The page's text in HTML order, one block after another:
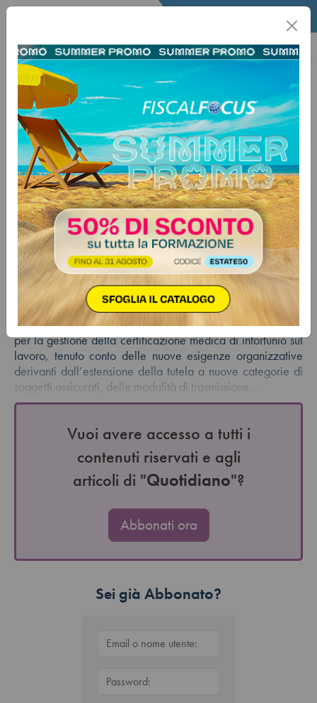
Home Quotidiano Il Quotidiano Articoli Lavoro
30 aprile 2026
Categorie: Previdenza e lavoro > Inail
Infortuni sul lavoro, istruzioni Inail
per la gestione della certificazione
medica
Indicazioni valide anche per la
malattia professionale
Autore:
Redazione Fiscal Focus
Con la Circolare n. 17/2026, l’Inail ha fornito le istruzioni
per la gestione della certificazione medica di infortunio sul
lavoro, tenuto conto delle nuove esigenze organizzative
derivanti dall’estensione della tutela a nuove categorie di
soggetti assicurati, delle modalità di trasmissione…
Vuoi avere accesso a tutti i
contenuti riservati e agli
articoli di "Quotidiano"?
Abbonati ora
Sei già Abbonato?